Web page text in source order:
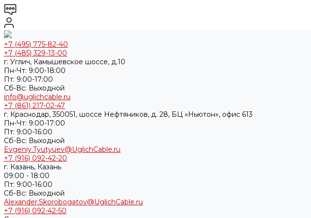
+7 (495) 775-82-40
+7 (485) 329-13-00
г. Углич, Камышевское шоссе, д.10
Пн-Чт: 9:00-18:00
Пт: 9:00-17:00
Cб-Вс: Выходной
info@uglichcable.ru
+7 (861) 217-02-47
г. Краснодар, 350051, шоссе Нефтяников, д. 28, БЦ «Ньютон», офис 613
Пн-Чт: 9:00-17:00
Пт: 9:00-16:00
Cб-Вс: Выходной
Evgeniy.Tyutyuev@UglichCable.ru
+7 (916) 092-42-20
г. Казань, Казань
09:00 - 18:00
Пт: 9:00-16:00
Cб-Вс: Выходной
Alexander.Skorobogatov@UglichCable.ru
+7 (916) 092-42-50